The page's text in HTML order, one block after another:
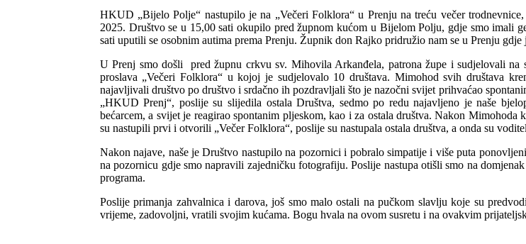
HKUD „Bijelo Polje“ nastupilo je na „Večeri Folklora“ u Prenju na treću večer
2025. Društvo se u 15,00 sati okupilo pred župnom kućom u Bijelom Polju, gdje smo imali
sati uputili se osobnim autima prema Prenju. Župnik don Rajko pridružio nam se u Prenju
U Prenj smo došli pred župnu crkvu sv. Mihovila Arkanđela, patrona župe i sudjelovali
proslava „Večeri Folklora“ u kojoj je sudjelovalo 10 društava. Mimohod svih društava
najavljivali društvo po društvo i srdačno ih pozdravljali što je nazočni svijet prihvaćao
„HKUD Prenj“, poslije su slijedila ostala Društva, sedmo po redu najavljeno je naše
bećarcem, a svijet je reagirao spontanim pljeskom, kao i za ostala društva. Nakon
su nastupili prvi i otvorili „Večer Folklora“, poslije su nastupala ostala društva, a onda su
Nakon najave, naše je Društvo nastupilo na pozornici i pobralo simpatije i više puta
na pozornicu gdje smo napravili zajedničku fotografiju. Poslije nastupa otišli smo na
programa.
Poslije primanja zahvalnica i darova, još smo malo ostali na pučkom slavlju koje su
vrijeme, zadovoljni, vratili svojim kućama. Bogu hvala na ovom susretu i na ovakvim